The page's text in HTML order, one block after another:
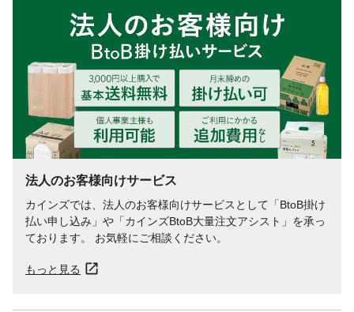
法人のお客様向けサービス
カインズでは、法人のお客様向けサービスとして「BtoB掛け
払い申し込み」や「カインズBtoB大量注文アシスト」を承っ
ております。 お気軽にご相談ください。
もっと見る